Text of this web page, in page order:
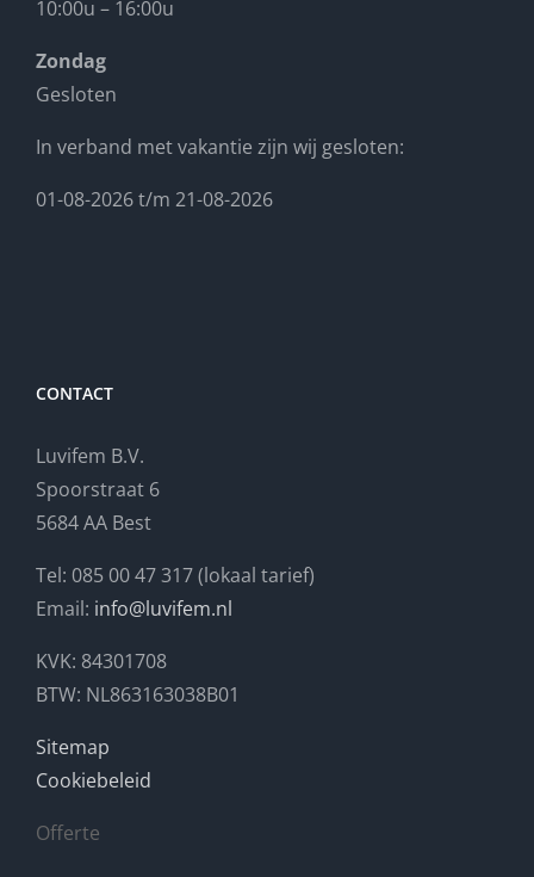
10:00u – 16:00u
Zondag
Gesloten
In verband met vakantie zijn wij gesloten:
01-08-2026 t/m 21-08-2026
CONTACT
Luvifem B.V.
Spoorstraat 6
5684 AA Best
Tel: 085 00 47 317 (lokaal tarief)
Email: info@luvifem.nl
KVK: 84301708
BTW: NL863163038B01
Sitemap
Cookiebeleid
Offerte